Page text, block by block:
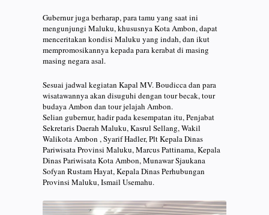
Gubernur juga berharap, para tamu yang saat ini
mengunjungi Maluku, khususnya Kota Ambon, dapat
menceritakan kondisi Maluku yang indah, dan ikut
mempromosikannya kepada para kerabat di masing
masing negara asal.
Sesuai jadwal kegiatan Kapal MV. Boudicca dan para
wisatawannya akan disuguhi dengan tour becak, tour
budaya Ambon dan tour jelajah Ambon.
Selian gubernur, hadir pada kesempatan itu, Penjabat
Sekretaris Daerah Maluku, Kasrul Sellang, Wakil
Walikota Ambon , Syarif Hadler, Plt Kepala Dinas
Pariwisata Provinsi Maluku, Marcus Pattinama, Kepala
Dinas Pariwisata Kota Ambon, Munawar Sjaukana
Sofyan Rustam Hayat, Kepala Dinas Perhubungan
Provinsi Maluku, Ismail Usemahu.